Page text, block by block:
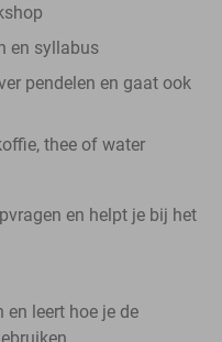
en syllabus
pendelen en gaat ook
thee of water
en helpt je bij het
leert hoe je de